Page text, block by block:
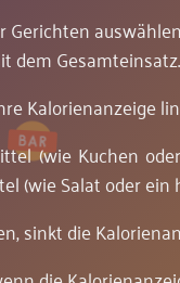
Gerichten
dem Gesamteinsatz.
Kalorienanzeige
(wie Kuchen
(wie Salat oder ein
sinkt die